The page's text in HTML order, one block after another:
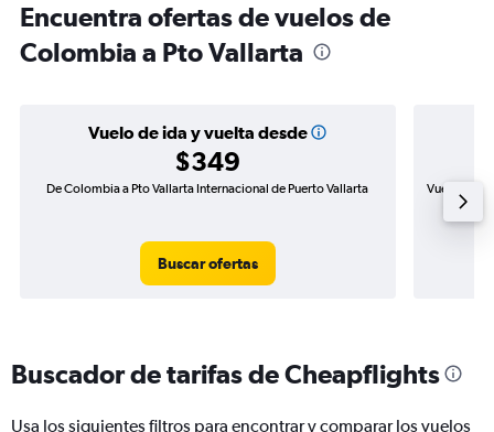
Encuentra ofertas de vuelos de
Colombia a Pto Vallarta
Vuelo de ida y vuelta desde
$349
De Colombia a Pto Vallarta Internacional de Puerto Vallarta
Buscar ofertas
Vuelo de
Buscador de tarifas de Cheapflights
Usa los siguientes filtros para encontrar y comparar los vuelos